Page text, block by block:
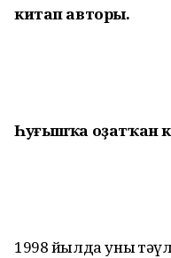
китап авторы.
Һуғышҡа оҙатҡан
1998 йылда уның